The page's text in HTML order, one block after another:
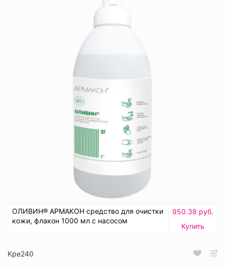
ОЛИВИН® АРМАКОН средство для очистки
кожи, флакон 1000 мл с насосом
950.38 руб.
Купить
Кре240